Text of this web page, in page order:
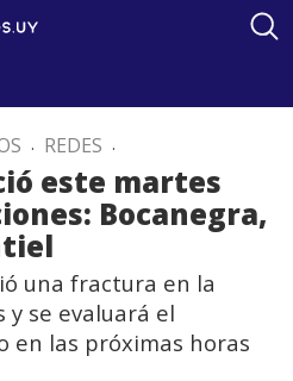
. REDES .
este martes
Bocanegra,
una fractura en la
y se evaluará el
en las próximas horas